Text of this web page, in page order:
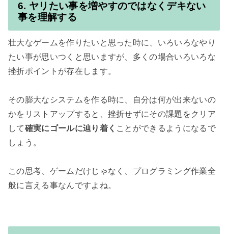
6. ヤリたい事を増やすのではなくデキない
事を理解する
壮大なゲームを作りたいと思った時に、いろいろなやり
たい事が思いつくと思いますが、多くの場合いろいろな
挫折ポイントが存在します。
その膨大なシステムを作る時に、自分は何が出来ないの
かをリストアップすると、挫折せずにその課題をクリア
して確実にゴールに辿り着く ことができるようになるで
しょう。
この思考、ゲームだけじゃなく、プログラミング作業全
般に言える事なんですよね。